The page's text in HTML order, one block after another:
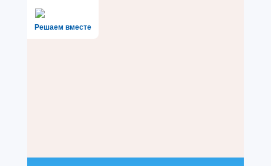
Решаем вместе